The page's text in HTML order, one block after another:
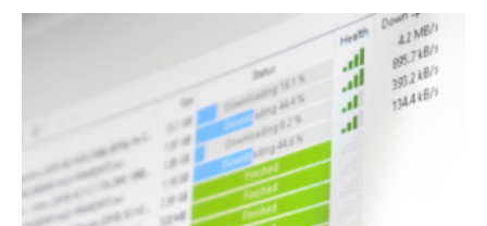
plateforme
Protection
le
piratage